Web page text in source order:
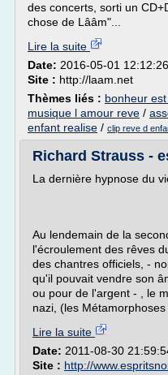
des concerts, sorti un
chose de Lââm"...
Lire la suite
Date: 2016-05-01 12:12:26
Site : http://laam.net
Thèmes liés : bonheur
musique l amour reve /
enfant realise / clip reve d
Richard Strauss -
La dernière hypnose du
Au lendemain de la
l'écroulement des rêves
des chantres officiels, -
qu'il pouvait vendre son
ou pour de l'argent - , le
nazi, (les
Lire la suite
Date: 2011-08-30
Site : http://